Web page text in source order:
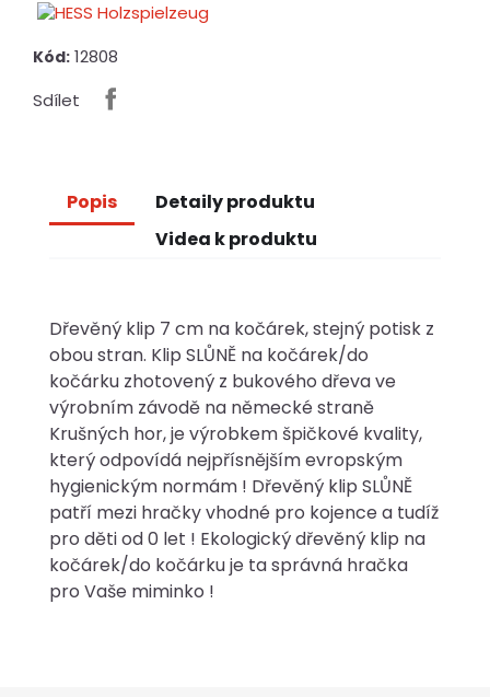
Kód: 12808
Sdílet
Popis
Detaily produktu
Videa k produktu
Dřevěný klip 7 cm na kočárek, stejný potisk z
obou stran. Klip SLŮNĚ na kočárek/do
kočárku zhotovený z bukového dřeva ve
výrobním závodě na německé straně
Krušných hor, je výrobkem špičkové kvality,
který odpovídá nejpřísnějším evropským
hygienickým normám ! Dřevěný klip SLŮNĚ
patří mezi hračky vhodné pro kojence a tudíž
pro děti od 0 let ! Ekologický dřevěný klip na
kočárek/do kočárku je ta správná hračka
pro Vaše miminko !